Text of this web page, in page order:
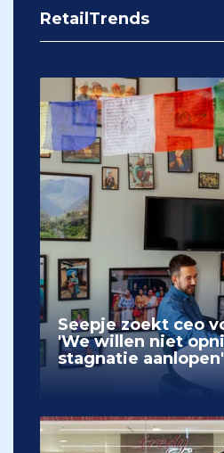
RetailTrends
Seepje zoekt ceo
'We willen niet
stagnatie aanlopen'